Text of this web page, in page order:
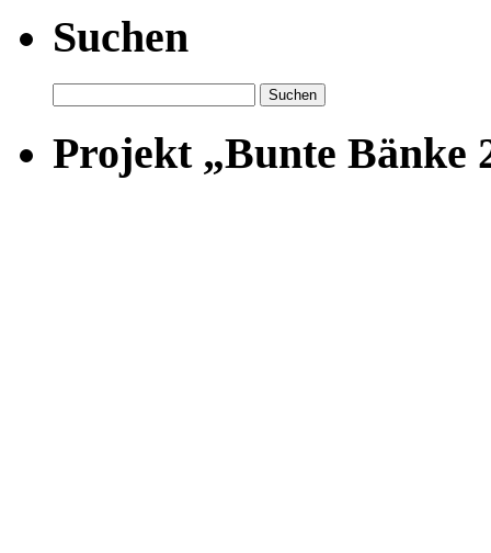
Suchen
nach:
Projekt „Bunte Bänke